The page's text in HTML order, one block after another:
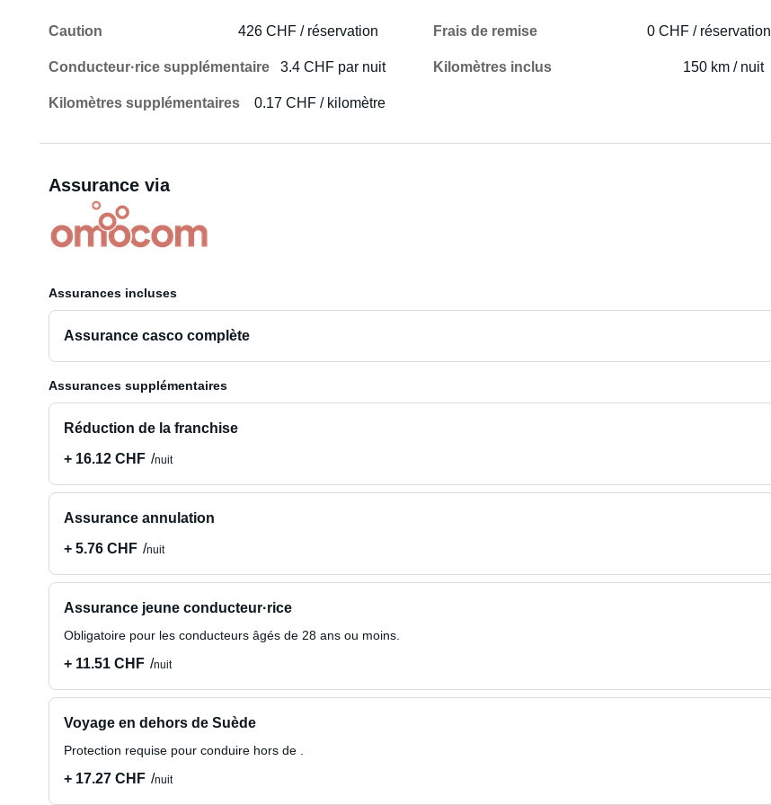
Caution 426 CHF / réservation Frais de remise 0 CHF / réservation
Conducteur·rice supplémentaire 3.4 CHF par nuit Kilomètres inclus 150 km / nuit
Kilomètres supplémentaires 0.17 CHF / kilomètre
Assurance via
Assurances incluses
Assurance casco complète
Assurances supplémentaires
Réduction de la franchise
+ 16.12 CHF
nuit
Assurance annulation
+ 5.76 CHF
nuit
Assurance jeune conducteur·rice
Obligatoire pour les conducteurs âgés de 28 ans ou moins.
+ 11.51 CHF nuit
Voyage en dehors de Suède
Protection requise pour conduire hors de .
+ 17.27 CHF nuit